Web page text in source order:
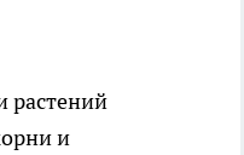
растений
и